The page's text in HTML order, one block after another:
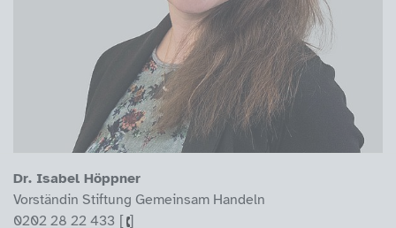
Dr. Isabel Höppner
Vorständin Stiftung Gemeinsam Handeln
0202 28 22 433